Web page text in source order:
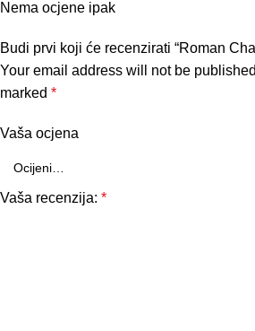
Nema ocjene ipak
Budi prvi koji će recenzirati “Roman
Your email address will not be
marked *
Vaša ocjena
Vaša recenzija: *